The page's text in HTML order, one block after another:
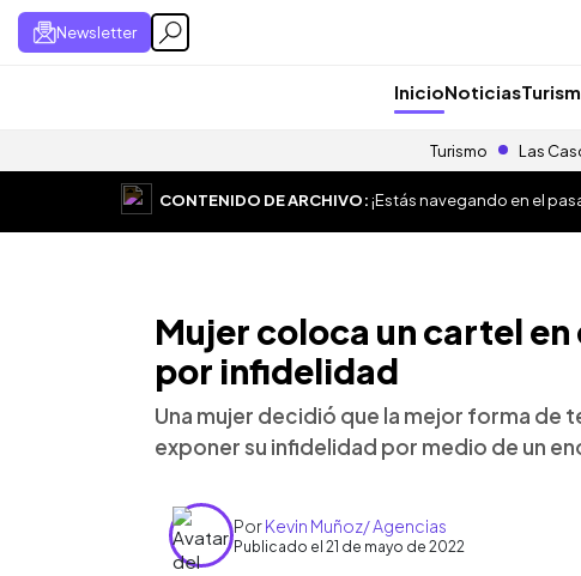
Newsletter
InicioNoticias
Turismo Las
CONTENIDO DE ARCHIVO:¡Estás navegando en el
Mujer coloca un cartel en
por infidelidad
Una mujer decidió que la mejor forma de
exponer su infidelidad por medio de un
PorKevin Muñoz/ Agencias
Publicado el 21 de mayo de 2022